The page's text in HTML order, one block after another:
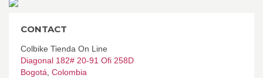
CONTACT
Colbike Tienda On Line
Diagonal 182# 20-91 Ofi 258D
Bogotá, Colombia